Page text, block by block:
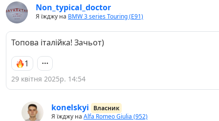
Non_typical_doctor
Я їжджу на BMW 3 series Touring (E91)
Топова італійка! Зачьот)
1
29 квітня 2025р. 14:54
konelskyi
Власник
Я їжджу на Alfa Romeo Giulia (952)